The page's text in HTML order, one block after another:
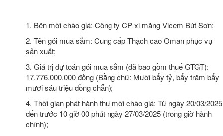
1. Bên mời chào giá: Công ty CP xi măng Vicem Bút Sơn;
2. Tên gói mua sắm: Cung cấp Thạch cao Oman phục vụ
sản xuất;
3. Giá trị dự toán gói mua sắm (đã bao gồm thuế GTGT):
17.776.000.000 đồng (Bằng chữ: Mười bẩy tỷ, bẩy trăm bẩy
mươi sáu triệu đồng chẵn);
4. Thời gian phát hành thư mời chào giá: Từ ngày 20/03/2025
đến trước 10 giờ 00 phút ngày 27/03/2025 (trong giờ hành
chính);